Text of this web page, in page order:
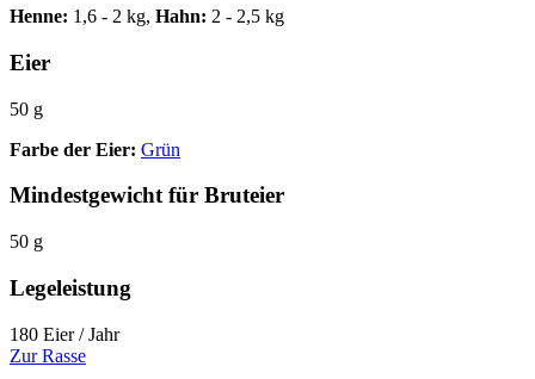
Henne: 1,6 - 2 kg, Hahn: 2 - 2,5 kg
Eier
50 g
Farbe der Eier: Grün
Mindestgewicht für Bruteier
50 g
Legeleistung
180 Eier / Jahr
Zur Rasse